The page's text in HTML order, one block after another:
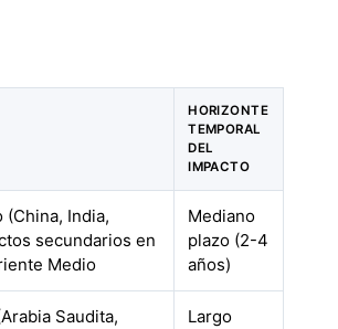
HORIZONTE
TEMPORAL
DEL
IMPACTO
India,
secundarios en
Medio
Mediano
plazo (2-4
años)
Saudita,
Largo